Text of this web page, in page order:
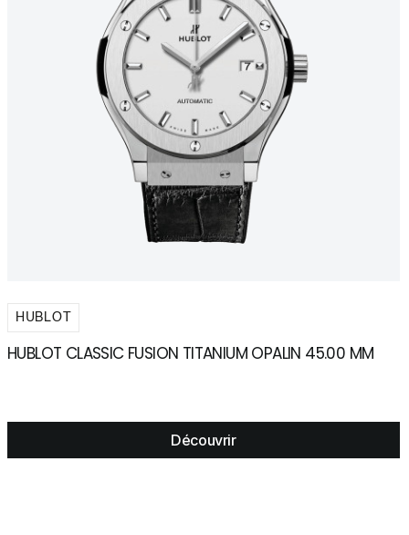
HUBLOT
HUBLOT CLASSIC FUSION TITANIUM OPALIN 45.00 MM
Découvrir